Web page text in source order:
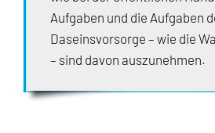
Aufgaben und die Aufgaben
Daseinsvorsorge – wie die
– sind davon auszunehmen.